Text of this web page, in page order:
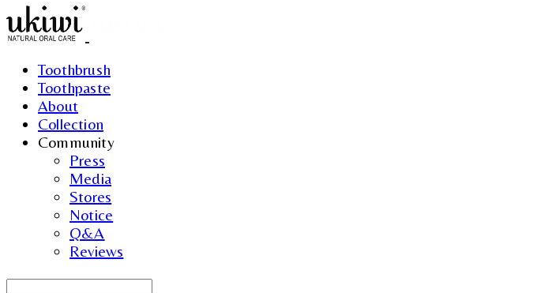
Toothbrush
Toothpaste
About
Collection
Community
Press
Media
Stores
Notice
Q&A
Reviews